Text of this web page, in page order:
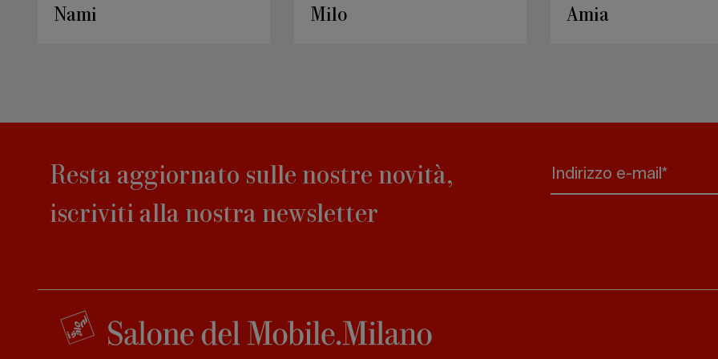
Nami bench Iola Socks Striche
Resta aggiornato sulle nostre novità,
iscriviti alla nostra newsletter
Indirizzo e-mail*